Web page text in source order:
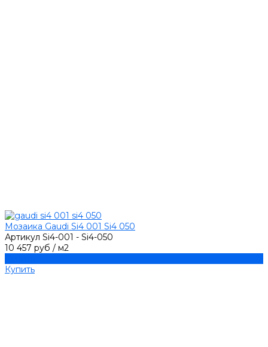
Мозаика Gaudi Si4 001 Si4 050
Артикул Si4-001 - Si4-050
10 457 руб / м2
Купить